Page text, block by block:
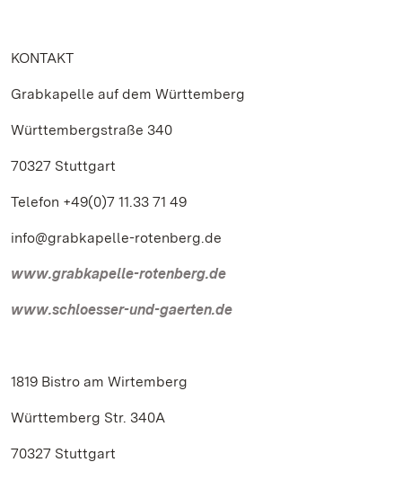
KONTAKT
Grabkapelle auf dem Württemberg
Württembergstraße 340
70327 Stuttgart
Telefon +49(0)7 11.33 71 49
info@grabkapelle-rotenberg.de
www.grabkapelle-rotenberg.de
www.schloesser-und-gaerten.de
1819 Bistro am Wirtemberg
Württemberg Str. 340A
70327 Stuttgart